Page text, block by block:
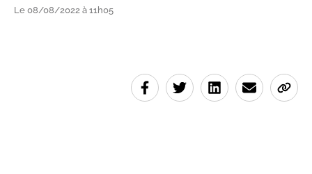
Le 08/08/2022 à 11h05